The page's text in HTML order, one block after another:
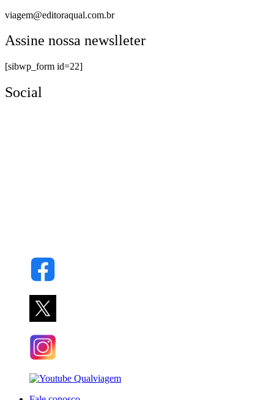
viagem@editoraqual.com.br
Assine nossa newslleter
[sibwp_form id=22]
Social